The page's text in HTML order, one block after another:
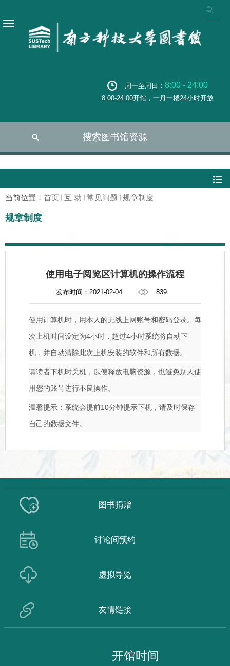
周一至周日： 8:00 - 24:00
8:00-24:00开馆，一丹一楼24小时开放
搜索图书馆资源
当前位置： 首页 互 动 常见问题 规章制度
规章制度
使用电子阅览区计算机的操作流程
发布时间：2021-02-04 839
使用计算机时，用本人的无线上网账号和密码登录。每
次上机时间设定为4小时，超过4小时系统将自动下
机，并自动清除此次上机安装的软件和所有数据。
请读者下机时关机，以便释放电脑资源，也避免别人使
用您的账号进行不良操作。
温馨提示：系统会提前10分钟提示下机，请及时保存
自己的数据文件。
图书捐赠
讨论间预约
虚拟导览
友情链接
开馆时间